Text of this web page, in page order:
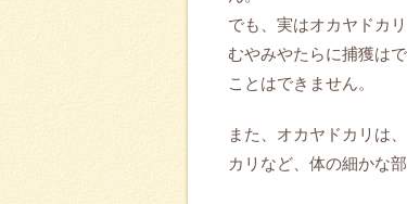
でも、実はオカヤドカ
むやみやたらに捕獲は
ことはできません。
また、オカヤドカリは
カリなど、体の細かな